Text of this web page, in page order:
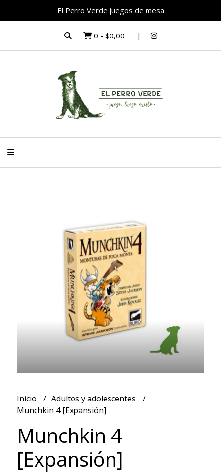
El Perro Verde juegos de mesa
0 - $0,00
Inicio
Adultos y adolescentes
Munchkin 4 [Expansión]
Munchkin 4
[Expansión]